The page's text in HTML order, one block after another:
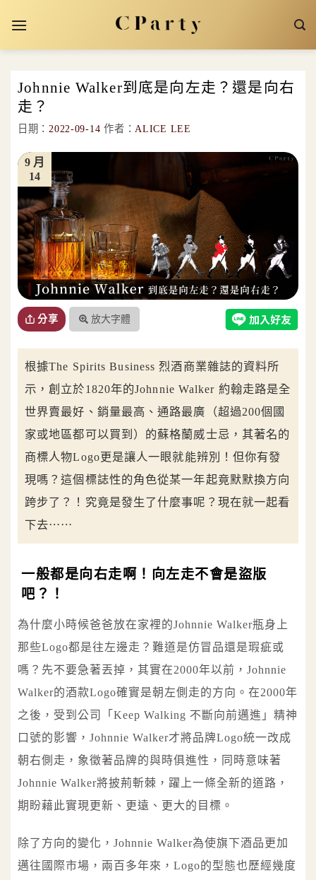
Johnnie Walker到底是向左走？還是向右
走？
日期：2022-09-14 作者：ALICE LEE
14
9 月
分享 放大字體
根據The Spirits Business 烈酒商業雜誌的資料所
示，創立於1820年的Johnnie Walker 約翰走路是全
世界賣最好、銷量最高、通路最廣（超過200個國
家或地區都可以買到）的蘇格蘭威士忌，其著名的
商標人物Logo更是讓人一眼就能辨別！但你有發
現嗎？這個標誌性的角色從某一年起竟默默換方向
跨步了？！究竟是發生了什麼事呢？現在就一起看
下去⋯⋯
一般都是向右走啊！向左走不會是盜版
吧？！
為什麼小時候爸爸放在家裡的Johnnie Walker瓶身上
那些Logo都是往左邊走？難道是仿冒品還是瑕疵或
嗎？先不要急著丟掉，其實在2000年以前，Johnnie
Walker的酒款Logo確實是朝左側走的方向。在2000年
之後，受到公司「Keep Walking 不斷向前邁進」精神
口號的影響，Johnnie Walker才將品牌Logo統一改成
朝右側走，象徵著品牌的與時俱進性，同時意味著
Johnnie Walker將披荊斬棘，躍上一條全新的道路，
期盼藉此實現更新、更遠、更大的目標。
除了方向的變化，Johnnie Walker為使旗下酒品更加
邁往國際市場，兩百多年來，Logo的型態也歷經幾度